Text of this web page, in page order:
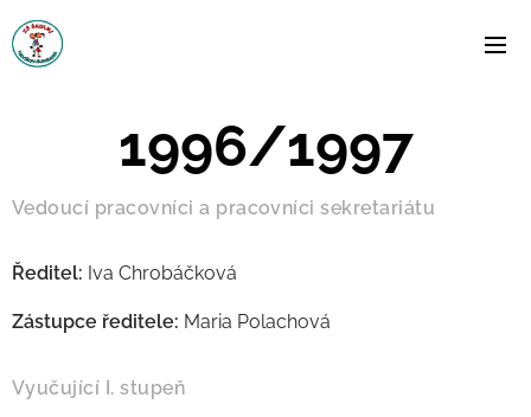
1996/1997
Vedoucí pracovníci a pracovníci sekretariátu
Ředitel: Iva Chrobáčková
Zástupce ředitele: Maria Polachová
Vyučující I. stupeň